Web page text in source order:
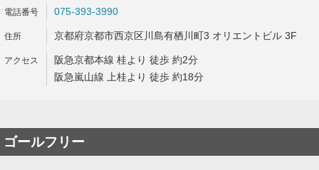
075-393-3990
京都府京都市西京区川島有栖川町3 オリエントビル 3F
阪急京都本線 桂より 徒歩 約2分
阪急嵐山線 上桂より 徒歩 約18分
ゴールフリー